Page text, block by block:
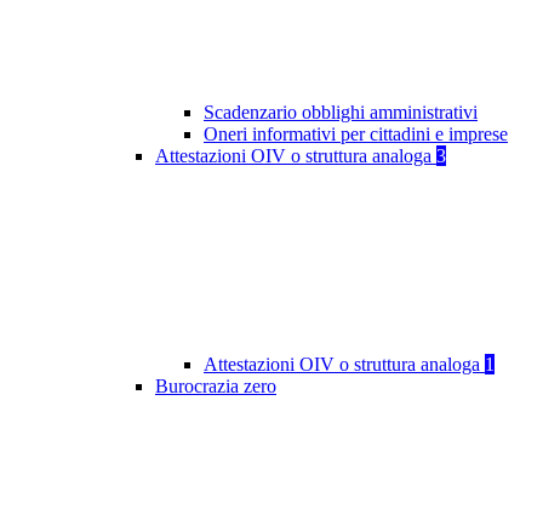
Scadenzario obblighi amministrativi
Oneri informativi per cittadini e imprese
Attestazioni OIV o struttura analoga 3
Attestazioni OIV o struttura analoga 1
Burocrazia zero